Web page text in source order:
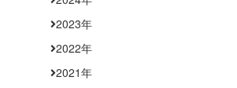
2023年
2022年
2021年